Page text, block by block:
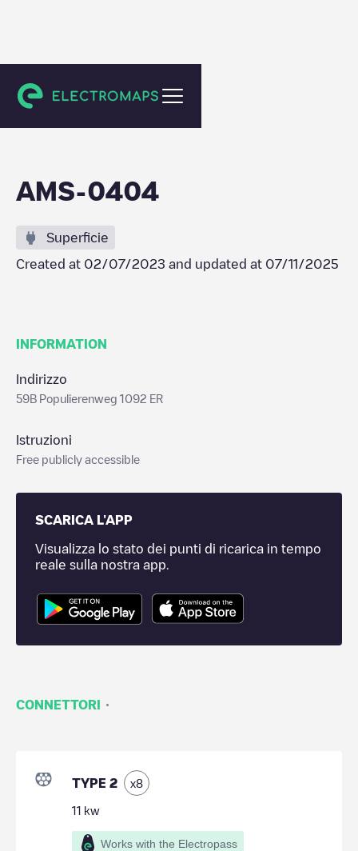
Amsterdam
AMS-0404
Superficie
Created at 02/07/2023 and updated at 07/11/2025
INFORMATION
Indirizzo
59B Populierenweg 1092 ER
Istruzioni
Free publicly accessible
SCARICA L'APP
Visualizza lo stato dei punti di ricarica in tempo
reale sulla nostra app.
CONNETTORI ·
TYPE 2 x8
11 kw
Works with the Electropass